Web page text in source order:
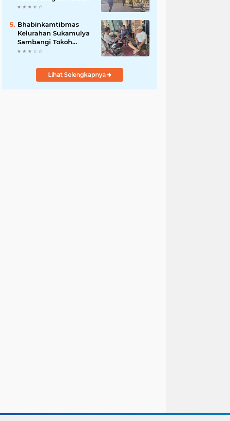
Banten Tekan Aksi
Bhabinkamtibmas
Kelurahan Sukamulya
Sambangi Tokoh
Masyarakat, Perkuat
Kamtibmas
Lihat Selengkapnya